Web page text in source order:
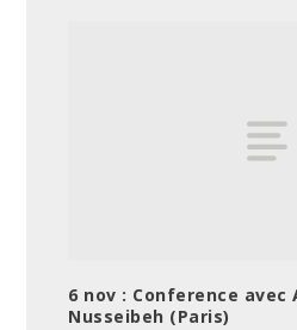
6 nov : Conference avec
Nusseibeh (Paris)